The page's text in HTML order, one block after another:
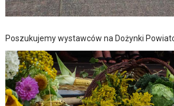
Poszukujemy wystawców na Dożynki